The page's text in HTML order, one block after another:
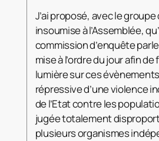
J’ai proposé, avec le groupe
insoumise à l’Assemblée,
commission d’enquête
mise à l’ordre du jour afin
lumière sur ces
répressive d’une violence
de l’Etat contre les
jugée totalement
plusieurs organismes